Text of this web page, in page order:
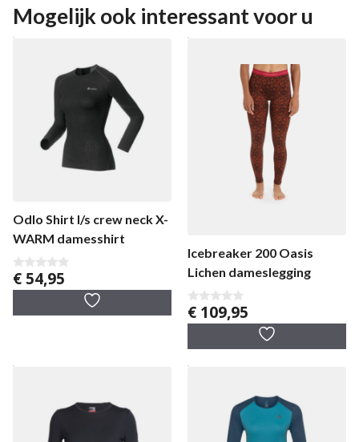
Mogelijk ook interessant voor u
Odlo Shirt l/s crew neck X-
WARM damesshirt
0
v
5
€ 54,95
Icebreaker 200 Oasis
Lichen dameslegging
0
v
5
€ 109,95